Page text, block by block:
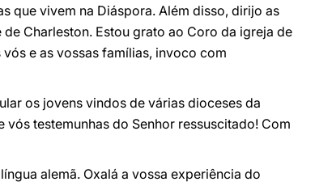
que vivem na Diáspora. Além disso, dirijo as
Charleston. Estou grato ao Coro da igreja de
e as vossas famílias, invoco com
os jovens vindos de várias dioceses da
testemunhas do Senhor ressuscitado! Com
alemã. Oxalá a vossa experiência do